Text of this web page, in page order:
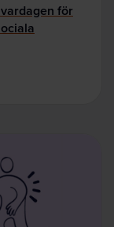
för